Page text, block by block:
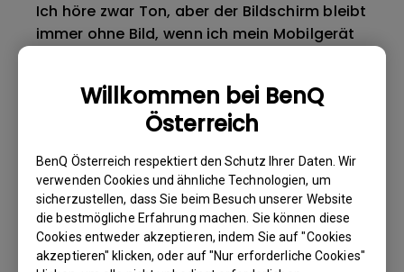
Willkommen bei BenQ
Österreich
BenQ Österreich respektiert den Schutz Ihrer Daten. Wir
verwenden Cookies und ähnliche Technologien, um
sicherzustellen, dass Sie beim Besuch unserer Website
die bestmögliche Erfahrung machen. Sie können diese
Cookies entweder akzeptieren, indem Sie auf "Cookies
akzeptieren" klicken, oder auf "Nur erforderliche Cookies"
Ich höre zwar Ton, aber der Bildschirm bleibt
immer ohne Bild, wenn ich mein Mobilgerät
von Netflix, Disney+, Hulu und anderen zu
streamen. Wie kann ich das beheben?
Gibt es einen Projektor, der das Abspielen
von Blu-ray 3D-Filmen mit einer passiven
polarisierten Brille unterstützt, wie bei
meinem Fernseher?